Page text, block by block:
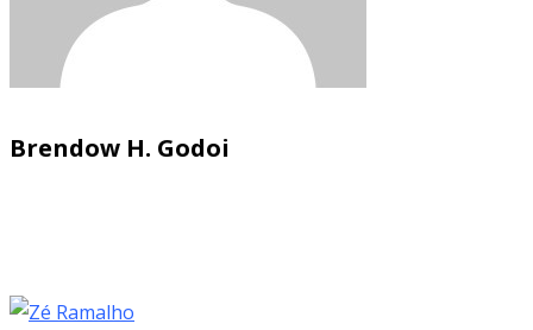
Brendow H. Godoi